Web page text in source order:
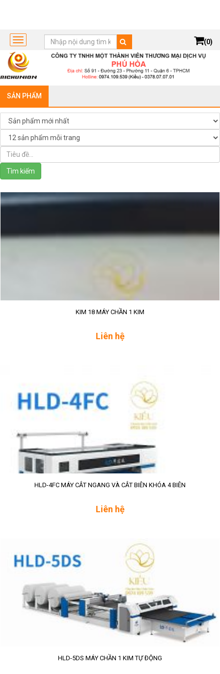
Toggle
navigation
(0)
SẢN PHẨM
Tìm kiếm
KIM 18 MÁY CHẦN 1 KIM
Liên hệ
HLD-4FC MÁY CẮT NGANG VÀ CẮT BIÊN KHÓA 4 BIÊN
Liên hệ
HLD-5DS MÁY CHẦN 1 KIM TỰ ĐỘNG